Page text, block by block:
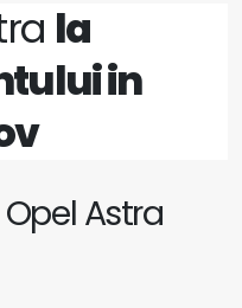
la
in
Astra